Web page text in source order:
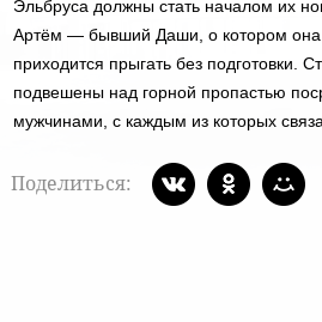
Эльбруса должны стать началом их
Артём — бывший Даши, о котором она
приходится прыгать без
подвешены над горной пропастью
мужчинами, с каждым из которых
Поделиться: